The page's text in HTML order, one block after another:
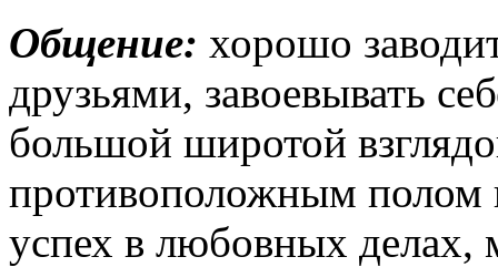
Общение: хорошо
друзьями, завоевывать
большой широтой
противоположным полом
успех в любовных делах,